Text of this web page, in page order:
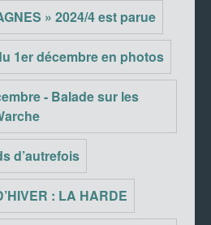
» 2024/4 est parue
1er décembre en photos
- Balade sur les
d’autrefois
: LA HARDE